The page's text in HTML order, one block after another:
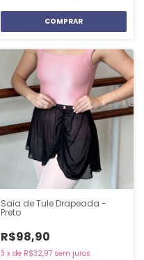
Saia de Tule Drapeada -
Preto
R$98,90
3 x de R$32,97 sem juros